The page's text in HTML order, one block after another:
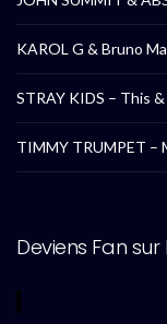
KAROL G & Bruno
STRAY KIDS – This
TIMMY TRUMPET –
Deviens Fan